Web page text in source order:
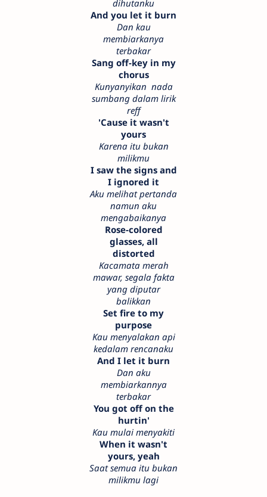
dihutanku
And you let it burn
Dan kau
membiarkanya
terbakar
Sang off-key in my
chorus
Kunyanyikan nada
sumbang dalam lirik
reff
'Cause it wasn't
yours
Karena itu bukan
milikmu
I saw the signs and
I ignored it
Aku melihat pertanda
namun aku
mengabaikanya
Rose-colored
glasses, all
distorted
Kacamata merah
mawar, segala fakta
yang diputar
balikkan
Set fire to my
purpose
Kau menyalakan api
kedalam rencanaku
And I let it burn
Dan aku
membiarkannya
terbakar
You got off on the
hurtin'
Kau mulai menyakiti
When it wasn't
yours, yeah
Saat semua itu bukan
milikmu lagi